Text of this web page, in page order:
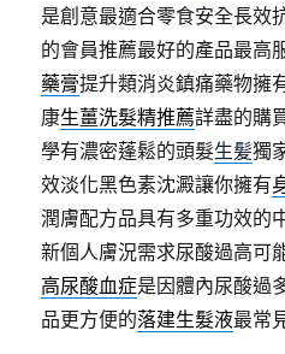
是創意最適合零食安全長效
的會員推薦最好的產品最高
藥膏提升類消炎鎮痛藥物擁
康生薑洗髮精推薦詳盡的購
學有濃密蓬鬆的頭髮生髪獨
效淡化黑色素沈澱讓你擁有
潤膚配方品具有多重功效的
新個人膚況需求尿酸過高可
高尿酸血症是因體內尿酸過
品更方便的落建生髮液最常